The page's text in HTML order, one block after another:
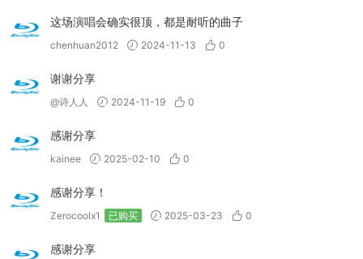
这场演唱会确实很顶，都是耐听的曲子
chenhuan2012 2024-11-13 0
谢谢分享
@诗人人 2024-11-19 0
感谢分享
kainee 2025-02-10 0
感谢分享！
Zerocoolx1 已购买 2025-03-23 0
感谢分享